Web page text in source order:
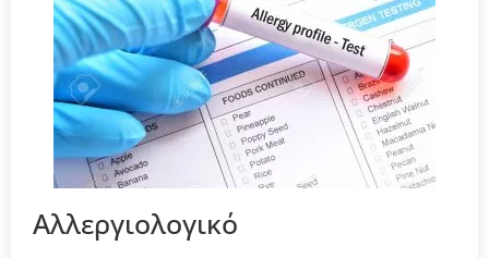
Αλλεργιολογικό